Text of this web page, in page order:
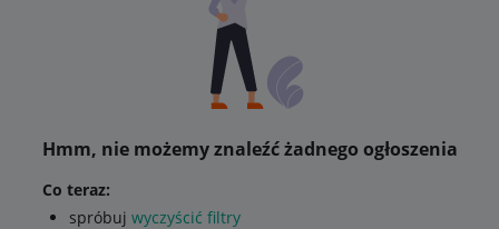
Hmm, nie możemy znaleźć żadnego ogłoszenia
Co teraz:
spróbuj wyczyścić filtry